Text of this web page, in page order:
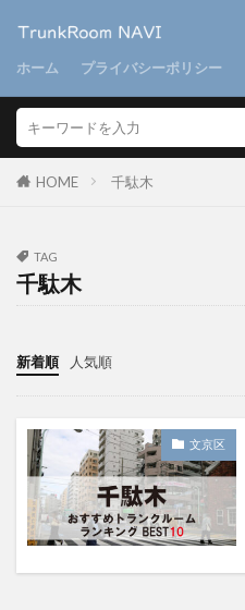
ホーム プライバシーポリシー
HOME 千駄木
TAG
千駄木
新着順 人気順
文京区